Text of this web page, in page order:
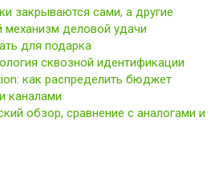
закрываются сами, а другие
деловой удачи
для подарка
сквозной идентификации
как распределить бюджет
каналами
обзор, сравнение с аналогами и